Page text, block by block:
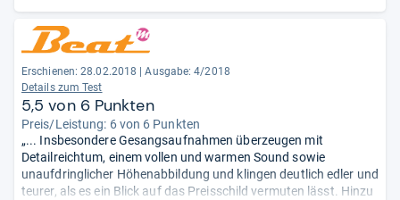
Erschienen: 28.02.2018
Ausgabe: 4/2018
Details zum Test
5,5 von 6 Punkten
Preis/Leistung: 6 von 6 Punkten
„... Insbesondere Gesangsaufnahmen überzeugen mit
Detailreichtum, einem vollen und warmen Sound sowie
unaufdringlicher Höhenabbildung und klingen deutlich edler und
teurer, als es ein Blick auf das Preisschild vermuten lässt. Hinzu